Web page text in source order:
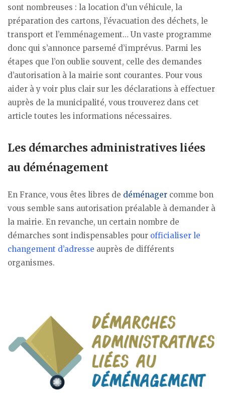
sont nombreuses : la location d’un véhicule, la
préparation des cartons, l’évacuation des déchets, le
transport et l’emménagement… Un vaste programme
donc qui s’annonce parsemé d’imprévus. Parmi les
étapes que l’on oublie souvent, celle des demandes
d’autorisation à la mairie sont courantes. Pour vous
aider à y voir plus clair sur les déclarations à effectuer
auprès de la municipalité, vous trouverez dans cet
article toutes les informations nécessaires.
Les démarches administratives liées
au déménagement
En France, vous êtes libres de déménager comme bon
vous semble sans autorisation préalable à demander à
la mairie. En revanche, un certain nombre de
démarches sont indispensables pour officialiser le
changement d’adresse auprès de différents
organismes.